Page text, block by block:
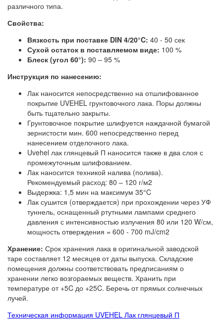
различного типа.
Свойства:
Вязкость при поставке DIN 4/20°C: 40 - 50 сек
Сухой остаток в поставляемом виде: 100 %
Блеск (угол 60°): 90 – 95 %
Инструкция по нанесению:
Лак наносится непосредственно на отшлифованное
покрытие UVEHEL грунтовочного лака. Поры должны
быть тщательно закрыты.
Грунтовочное покрытие шлифуется наждачной бумагой
зернистости мин. 600 непосредственно перед
нанесением отделочного лака.
Uvehel лак глянцевый П наносится также в два слоя с
промежуточным шлифованием.
Лак наносится техникой налива (полива).
Рекомендуемый расход: 80 – 120 г/м2
Выдержка: 1,5 мин на максимум 35°C
Лак сушится (отверждается) при прохождении через УФ
туннель, оснащенный ртутными лампами среднего
давления с интенсивностью излучения 80 или 120 W/см,
мощность отверждения = 600 - 700 mJ/cm2
Хранение: Срок хранения лака в оригинальной заводской
таре составляет 12 месяцев от даты выпуска. Складские
помещения должны соответствовать предписаниям о
хранении легко возгораемых веществ. Хранить при
температуре от +5C до +25C. Беречь от прямых солнечных
лучей.
Техническая информация UVEHEL Лак глянцевый П